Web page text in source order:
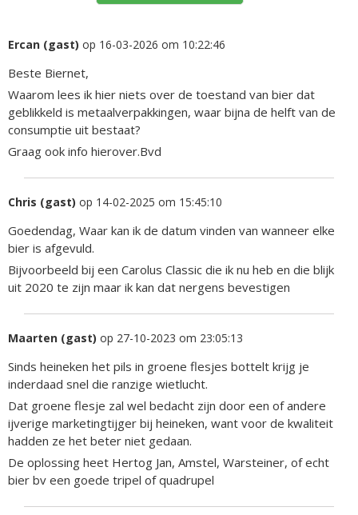
Ercan (gast) op 16-03-2026 om 10:22:46
Beste Biernet,
Waarom lees ik hier niets over de toestand van bier dat
geblikkeld is metaalverpakkingen, waar bijna de helft van de
consumptie uit bestaat?
Graag ook info hierover.Bvd
Chris (gast) op 14-02-2025 om 15:45:10
Goedendag, Waar kan ik de datum vinden van wanneer elke
bier is afgevuld.
Bijvoorbeeld bij een Carolus Classic die ik nu heb en die blijk
uit 2020 te zijn maar ik kan dat nergens bevestigen
Maarten (gast) op 27-10-2023 om 23:05:13
Sinds heineken het pils in groene flesjes bottelt krijg je
inderdaad snel die ranzige wietlucht.
Dat groene flesje zal wel bedacht zijn door een of andere
ijverige marketingtijger bij heineken, want voor de kwaliteit
hadden ze het beter niet gedaan.
De oplossing heet Hertog Jan, Amstel, Warsteiner, of echt
bier bv een goede tripel of quadrupel